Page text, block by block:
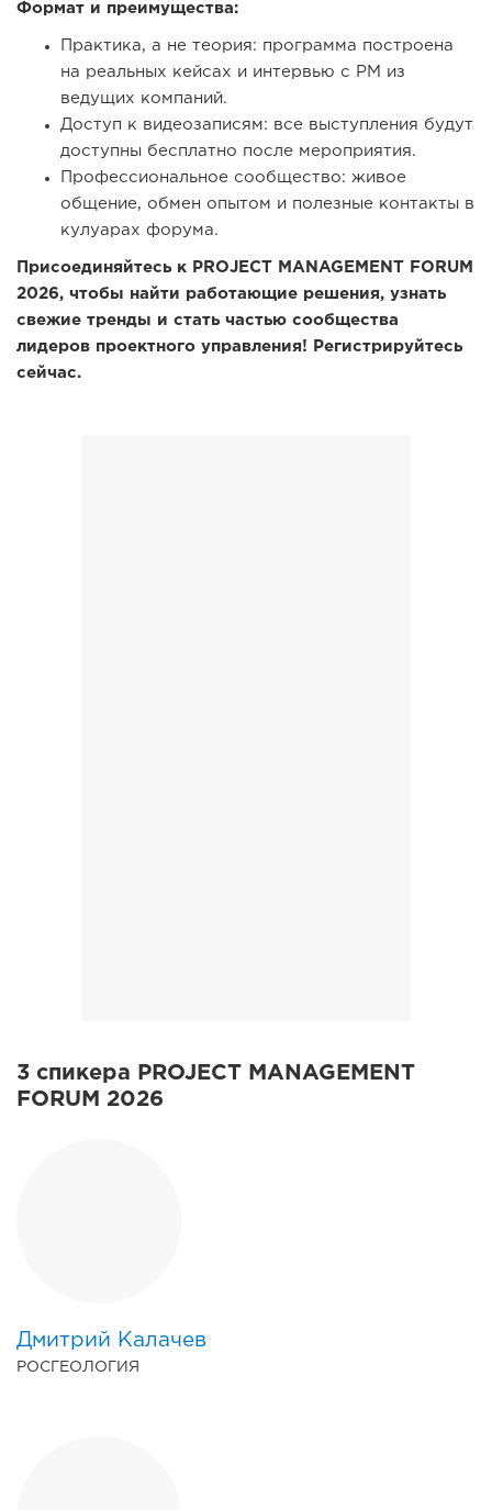
Формат и преимущества:
Практика, а не теория: программа построена
на реальных кейсах и интервью с PM из
ведущих компаний.
Доступ к видеозаписям: все выступления будут
доступны бесплатно после мероприятия.
Профессиональное сообщество: живое
общение, обмен опытом и полезные контакты в
кулуарах форума.
Присоединяйтесь к PROJECT MANAGEMENT FORUM
2026, чтобы найти работающие решения, узнать
свежие тренды и стать частью сообщества
лидеров проектного управления! Регистрируйтесь
сейчас.
3 cпикера PROJECT MANAGEMENT
FORUM 2026
Дмитрий Калачев
РОСГЕОЛОГИЯ